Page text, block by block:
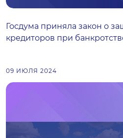
Госдума приняла закон о
кредиторов при
09 ИЮЛЯ 2024